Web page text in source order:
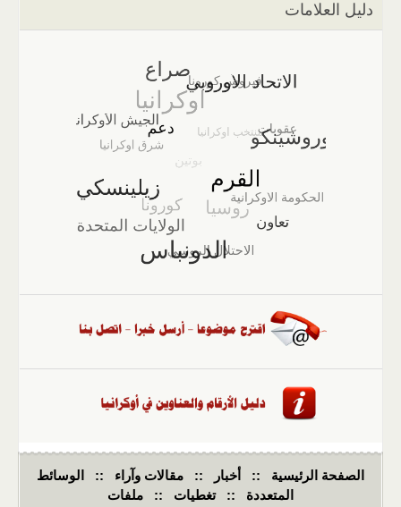
دليل العلامات
الصفحة الرئيسية :: أخبار :: مقالات وآراء ::
الوسائط
المتعددة
:: تغطيات :: ملفات